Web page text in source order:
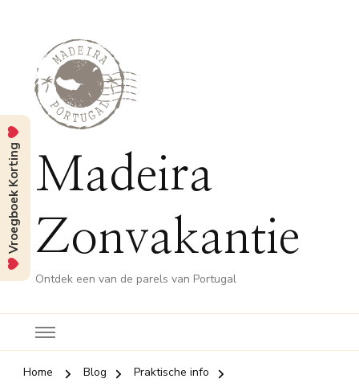
Madeira
Zonvakantie
Ontdek een van de parels van Portugal
Home Blog
Praktische info
Vroegboek Korting